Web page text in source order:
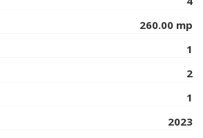
260.00 mp
1
2
1
2023